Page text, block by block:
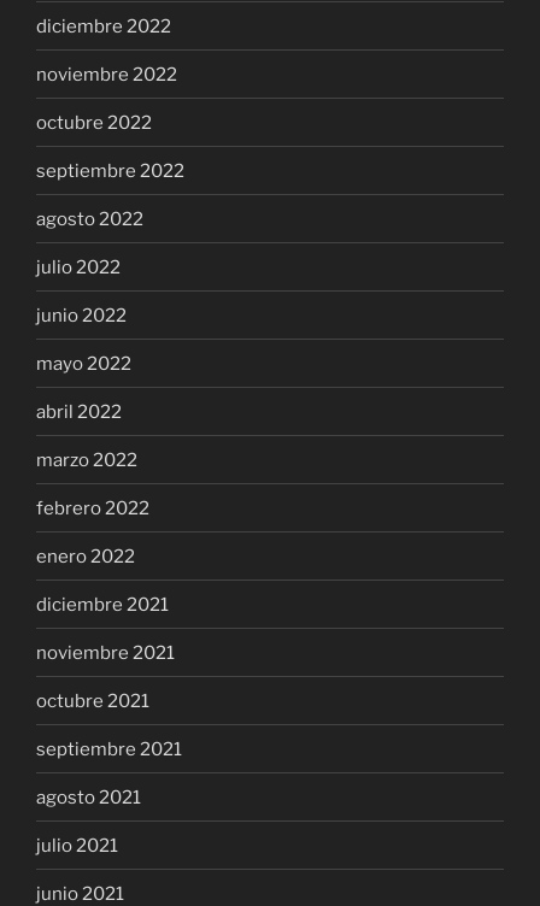
diciembre 2022
noviembre 2022
octubre 2022
septiembre 2022
agosto 2022
julio 2022
junio 2022
mayo 2022
abril 2022
marzo 2022
febrero 2022
enero 2022
diciembre 2021
noviembre 2021
octubre 2021
septiembre 2021
agosto 2021
julio 2021
junio 2021